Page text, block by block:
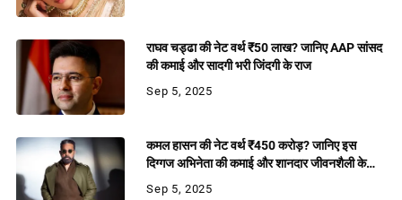
राघव चड्ढा की नेट वर्थ ₹50 लाख? जानिए AAP सांसद
की कमाई और सादगी भरी जिंदगी के राज
Sep 5, 2025
कमल हासन की नेट वर्थ ₹450 करोड़? जानिए इस
दिग्गज अभिनेता की कमाई और शानदार जीवनशैली के
राज
Sep 5, 2025